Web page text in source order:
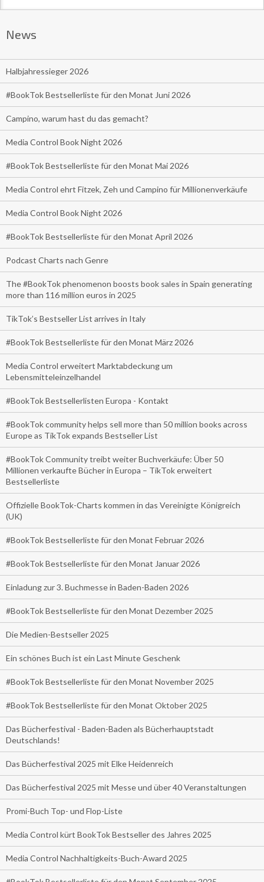
News
Halbjahressieger 2026
#BookTok Bestsellerliste für den Monat Juni 2026
Campino, warum hast du das gemacht?
Media Control Book Night 2026
#BookTok Bestsellerliste für den Monat Mai 2026
Media Control ehrt Fitzek, Zeh und Campino für Millionenverkäufe
Media Control Book Night 2026
#BookTok Bestsellerliste für den Monat April 2026
Podcast Charts nach Genre
The #BookTok phenomenon boosts book sales in Spain generating
more than 116 million euros in 2025
TikTok’s Bestseller List arrives in Italy
#BookTok Bestsellerliste für den Monat März 2026
Media Control erweitert Marktabdeckung um
Lebensmitteleinzelhandel
#BookTok Bestsellerlisten Europa - Kontakt
#BookTok community helps sell more than 50 million books across
Europe as TikTok expands Bestseller List
#BookTok Community treibt weiter Buchverkäufe: Über 50
Millionen verkaufte Bücher in Europa – TikTok erweitert
Bestsellerliste
Offizielle BookTok-Charts kommen in das Vereinigte Königreich
(UK)
#BookTok Bestsellerliste für den Monat Februar 2026
#BookTok Bestsellerliste für den Monat Januar 2026
Einladung zur 3. Buchmesse in Baden-Baden 2026
#BookTok Bestsellerliste für den Monat Dezember 2025
Die Medien-Bestseller 2025
Ein schönes Buch ist ein Last Minute Geschenk
#BookTok Bestsellerliste für den Monat November 2025
#BookTok Bestsellerliste für den Monat Oktober 2025
Das Bücherfestival - Baden-Baden als Bücherhauptstadt
Deutschlands!
Das Bücherfestival 2025 mit Elke Heidenreich
Das Bücherfestival 2025 mit Messe und über 40 Veranstaltungen
Promi-Buch Top- und Flop-Liste
Media Control kürt BookTok Bestseller des Jahres 2025
Media Control Nachhaltigkeits-Buch-Award 2025